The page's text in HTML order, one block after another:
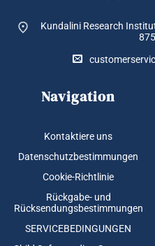
Kundalini Research
Navigation
Kontaktiere uns
Datenschutzbestimmungen
Cookie-Richtlinie
Rückgabe- und
Rücksendungsbestimmungen
SERVICEBEDINGUNGEN